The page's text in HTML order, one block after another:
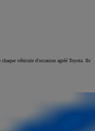
véhicule d'occasion agréé Toyota. Ils